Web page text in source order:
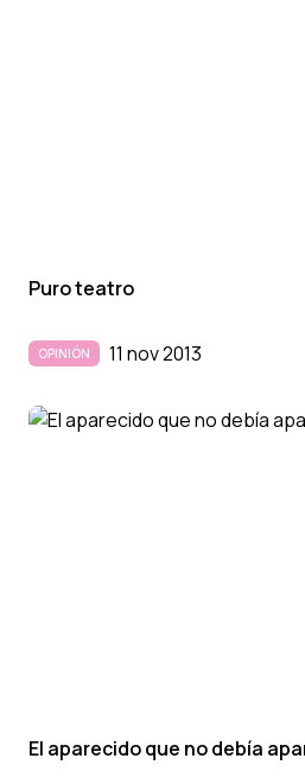
Puro teatro
OPINIÓN 11 nov 2013
El aparecido que no debí­a